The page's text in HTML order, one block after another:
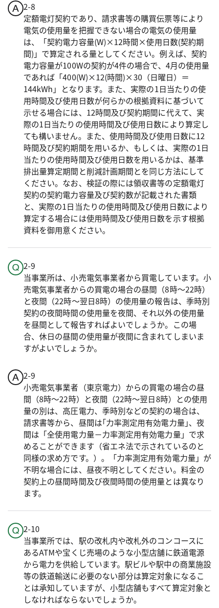
2-8
定額電灯契約であり、請求書等の購買伝票等により
電気の使用量を把握できない場合の電気の使用量
は、「契約電力容量(W)×12時間×使用日数(契約期
間)」で算定される量としてください。例えば、契約
電力容量が100Wの契約が4件の場合で、4月の使用量
であれば「400(W)×12(時間)×30（日曜日）＝
144kWh」となります。また、実際の1日当たりの使
用時間及び使用日数が何らかの根拠資料に基づいて
示せる場合には、12時間及び契約期間に代えて、実
際の1日当たりの使用時間及び使用日数により算定し
ても構いません。また、使用時間及び使用日数に12
時間及び契約期間を用いるか、もしくは、実際の1日
当たりの使用時間及び使用日数を用いるかは、基準
排出量算定期間と削減計画期間とを同じ方法にして
ください。なお、検証の際には領収書等の定額電灯
契約の契約電力容量及び契約数が記載された書類
と、実際の1日当たりの使用時間及び使用日数により
算定する場合には使用時間及び使用日数を示す根拠
資料を御用意ください。
2-9
当事業所は、小売電気事業者から買電しています。小
売電気事業者からの買電の場合の昼間（8時～22時）
と夜間（22時～翌日8時）の使用量の報告は、季時別
契約の夜間時間の使用量を夜間、それ以外の使用量
を昼間として報告すればよいでしょうか。この場
合、休日の昼間の使用量が夜間に含まれてしまいま
すがよいでしょうか。
2-9
小売電気事業者（東京電力）からの買電の場合の昼
間（8時～22時）と夜間（22時～翌日8時）との使用
量の別は、高圧電力、季時別などの契約の場合は、
請求書等から、昼間は｢力率測定用有効電力量｣、夜
間は「全使用電力量－力率測定用有効電力量」で求
めることができます（省エネ法で示されているのと
同様の求め方です。）。「力率測定用有効電力量」が
不明な場合には、昼夜不明としてください。料金の
契約上の昼間時間及び夜間時間の使用量とは異なり
ます。
2-10
当事業所では、駅の改札内や改札外のコンコースに
あるATMや宝くじ売場のような小型店舗に鉄道電源
から電力を供給しています。駅ビルや駅中の商業施設
等の鉄道輸送に必要のない部分は算定対象になるこ
とは承知していますが、小型店舗もすべて算定対象と
しなければならないでしょうか。